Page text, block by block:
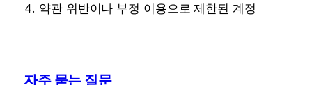
약관 위반이나 부정 이용으로 제한된 계정
자주 묻는 질문